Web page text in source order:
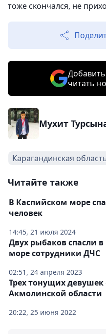
тоже скончался, не
читать
Мухит
Карагандинская
Читайте также
14:45, 21 июля 2024
В Каспийском море
человек
02:51, 24 апреля 2023
Двух рыбаков спасли
море сотрудники ДЧС
20:22, 25 июня 2022
Трех тонущих девушек
Акмолинской области